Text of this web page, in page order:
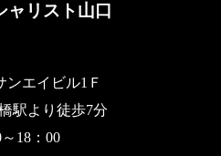
ャリスト山口
エイビル1Ｆ
駅より徒歩7分
18：00